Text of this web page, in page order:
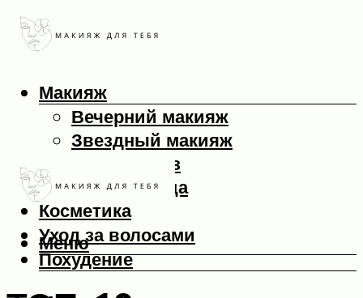
Макияж
Вечерний макияж
Звездный макияж
Макияж глаз
Макияж лица
Косметика
Уход за волосами
Похудение
Меню